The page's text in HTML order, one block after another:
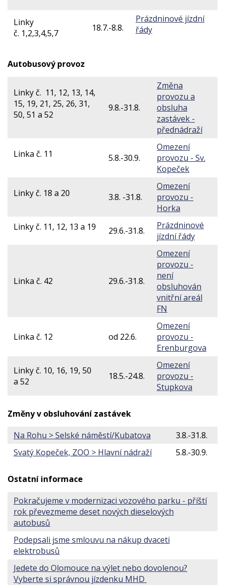
Linky
č. 1,2,3,4,5,7 18.7.-8.8.
Prázdninové jízdní
řády
Autobusový provoz
Linky č. 11, 12, 13, 14,
15, 19, 21, 25, 26, 31,
50, 51 a 52
9.8.-31.8.
Změna
provozu a
obsluha
zastávek -
přednádraží
Linka č. 11 5.8.-30.9.
Omezení
provozu - Sv.
Kopeček
Linky č. 18 a 20 3.8. -31.8.
Omezení
provozu -
Horka
Linky č. 11, 12, 13 a 19
29.6.-31.8.
Prázdninové
jízdní řády
Linka č. 42 29.6.-31.8.
Omezení
provozu -
není
obsluhován
vnitřní areál
FN
Linka č. 12 od 22.6.
Omezení
provozu -
Erenburgova
Linky č. 10, 16, 19, 50
a 52
18.5.-24.8.
Omezení
provozu -
Stupkova
Změny v obsluhování zastávek
Na Rohu > Selské náměstí/Kubatova
3.8.-31.8.
Svatý Kopeček, ZOO > Hlavní nádraží
5.8.-30.9.
Ostatní informace
Pokračujeme v modernizaci vozového parku - příští
rok převezmeme deset nových dieselových
autobusů
Podepsali jsme smlouvu na nákup dvaceti
elektrobusů
Jedete do Olomouce na výlet nebo dovolenou?
Vyberte si správnou jízdenku MHD